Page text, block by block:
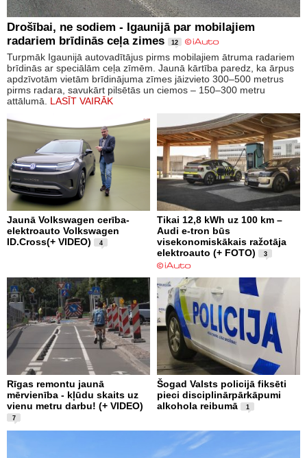
Drošībai, ne sodiem - Igaunijā par mobilajiem
radariem brīdinās ceļa zimes
12
Turpmāk Igaunijā autovadītājus pirms mobilajiem ātruma radariem
brīdinās ar speciālām ceļa zīmēm. Jaunā kārtība paredz, ka ārpus
apdzīvotām vietām brīdinājuma zīmes jāizvieto 300–500 metrus
pirms radara, savukārt pilsētās un ciemos – 150–300 metru
attālumā. LASĪT VAIRĀK
Jaunā Volkswagen cerība-
elektroauto Volkswagen
ID.Cross(+ VIDEO)
4
Tikai 12,8 kWh uz 100 km –
Audi e-tron būs
visekonomiskākais ražotāja
elektroauto (+ FOTO)
3
Rīgas remontu jaunā
mērvienība - kļūdu skaits uz
vienu metru darbu! (+ VIDEO)
7
Šogad Valsts policijā fiksēti
pieci disciplinārpārkāpumi
alkohola reibumā
1